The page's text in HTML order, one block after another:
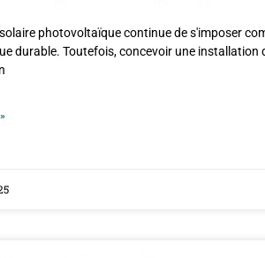
photovoltaïque continue de s'imposer
durable. Toutefois, concevoir une installation